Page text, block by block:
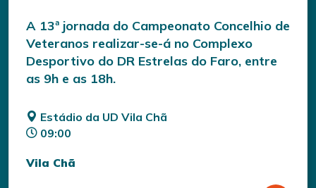
A 13ª jornada do Campeonato Concelhio de
Veteranos realizar-se-á no Complexo
Desportivo do DR Estrelas do Faro, entre
as 9h e as 18h.
Estádio da UD Vila Chã
09:00
Vila Chã